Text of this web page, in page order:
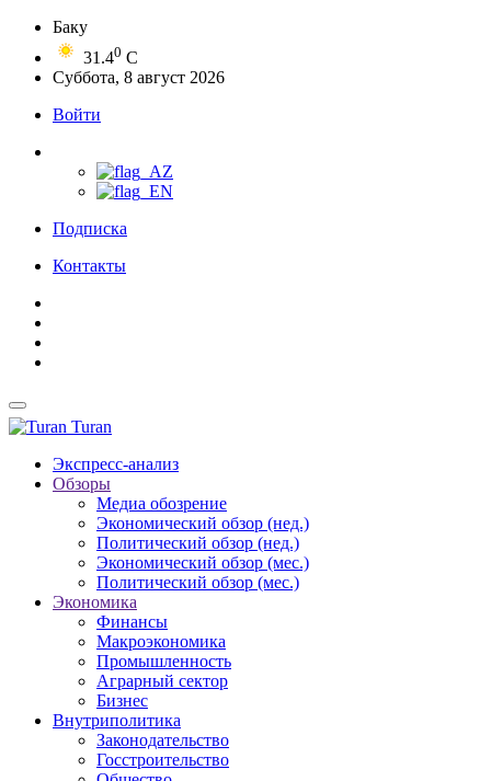
Баку
31.40 C
Суббота, 8 август 2026
Войти
Подписка
Контакты
Turan
Экспресс-анализ
Обзоры
Медиа обозрение
Экономический обзор (нед.)
Политический обзор (нед.)
Экономический обзор (мес.)
Политический обзор (мес.)
Экономика
Финансы
Макроэкономика
Промышленность
Аграрный сектор
Бизнес
Внутриполитика
Законодательство
Госстроительство